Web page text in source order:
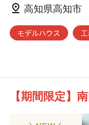
高知県高知市
モデルハウス
【期間限定】